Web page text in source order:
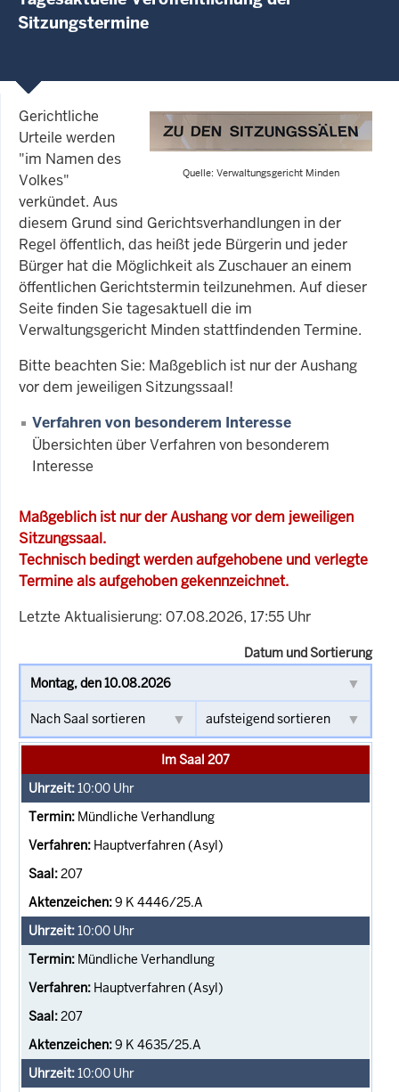
Sitzungstermine
Quelle: Verwaltungsgericht Minden
Gerichtliche
Urteile werden
"im Namen des
Volkes"
verkündet. Aus
diesem Grund sind Gerichtsverhandlungen in der
Regel öffentlich, das heißt jede Bürgerin und jeder
Bürger hat die Möglichkeit als Zuschauer an einem
öffentlichen Gerichtstermin teilzunehmen. Auf dieser
Seite finden Sie tagesaktuell die im
Verwaltungsgericht Minden stattfindenden Termine.
Bitte beachten Sie: Maßgeblich ist nur der Aushang
vor dem jeweiligen Sitzungssaal!
Verfahren von besonderem Interesse
Übersichten über Verfahren von besonderem
Interesse
Maßgeblich ist nur der Aushang vor dem jeweiligen
Sitzungssaal.
Technisch bedingt werden aufgehobene und verlegte
Termine als aufgehoben gekennzeichnet.
Letzte Aktualisierung: 07.08.2026, 17:55 Uhr
Datum und Sortierung
Im Saal 207
10:00 Uhr
Mündliche Verhandlung
Hauptverfahren (Asyl)
207
9 K 4446/25.A
10:00 Uhr
Mündliche Verhandlung
Hauptverfahren (Asyl)
207
9 K 4635/25.A
10:00 Uhr